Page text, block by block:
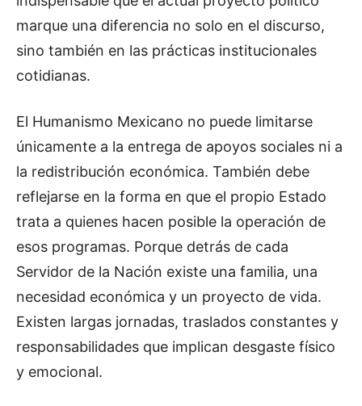
marque una diferencia no solo en el discurso,
sino también en las prácticas institucionales
cotidianas.
El Humanismo Mexicano no puede limitarse
únicamente a la entrega de apoyos sociales ni a
la redistribución económica. También debe
reflejarse en la forma en que el propio Estado
trata a quienes hacen posible la operación de
esos programas. Porque detrás de cada
Servidor de la Nación existe una familia, una
necesidad económica y un proyecto de vida.
Existen largas jornadas, traslados constantes y
responsabilidades que implican desgaste físico
y emocional.